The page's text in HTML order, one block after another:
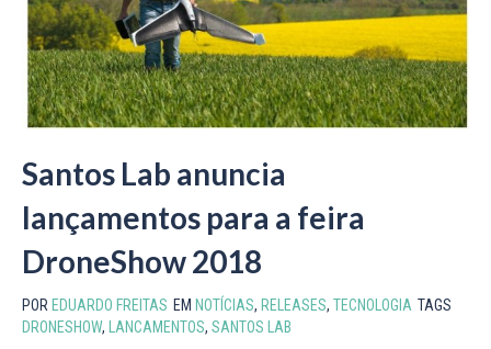
Santos Lab anuncia
lançamentos para a feira
DroneShow 2018
POR EDUARDO FREITAS EM NOTÍCIAS, RELEASES, TECNOLOGIA TAGS
DRONESHOW, LANCAMENTOS, SANTOS LAB